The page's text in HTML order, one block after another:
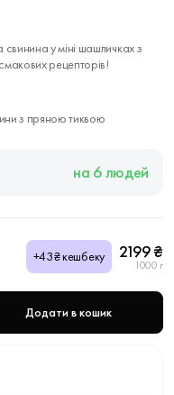
у міні шашличках з
рецепторів!
з пряною тиквою
на 6 людей
+43₴ кешбеку 2199 ₴
1000 г
Додати в кошик